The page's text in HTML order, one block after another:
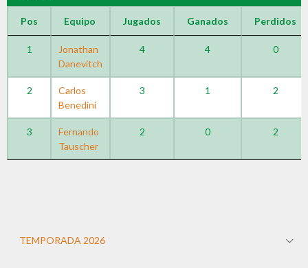
Pos Equipo Jugados Ganados Perdidos
1
Jonathan
Danevitch
4 4 0
2
Carlos
Benedini
3 1 2
3
Fernando
Tauscher
2 0 2
TEMPORADA 2026